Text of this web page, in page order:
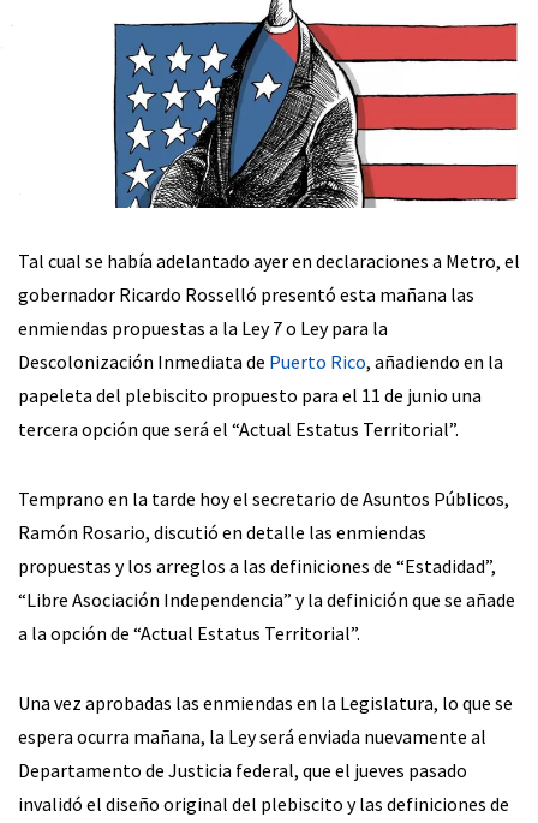
Tal cual se había adelantado ayer en declaraciones a Metro, el
gobernador Ricardo Rosselló presentó esta mañana las
enmiendas propuestas a la Ley 7 o Ley para la
Descolonización Inmediata de Puerto Rico, añadiendo en la
papeleta del plebiscito propuesto para el 11 de junio una
tercera opción que será el “Actual Estatus Territorial”.
Temprano en la tarde hoy el secretario de Asuntos Públicos,
Ramón Rosario, discutió en detalle las enmiendas
propuestas y los arreglos a las definiciones de “Estadidad”,
“Libre Asociación Independencia” y la definición que se añade
a la opción de “Actual Estatus Territorial”.
Una vez aprobadas las enmiendas en la Legislatura, lo que se
espera ocurra mañana, la Ley será enviada nuevamente al
Departamento de Justicia federal, que el jueves pasado
invalidó el diseño original del plebiscito y las definiciones de